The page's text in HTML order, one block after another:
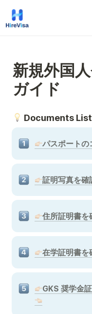
新規外国
ガイド
Documents List
パスポートの
証明写真を確
住所証明書を
在学証明書を
GKS 奨学金